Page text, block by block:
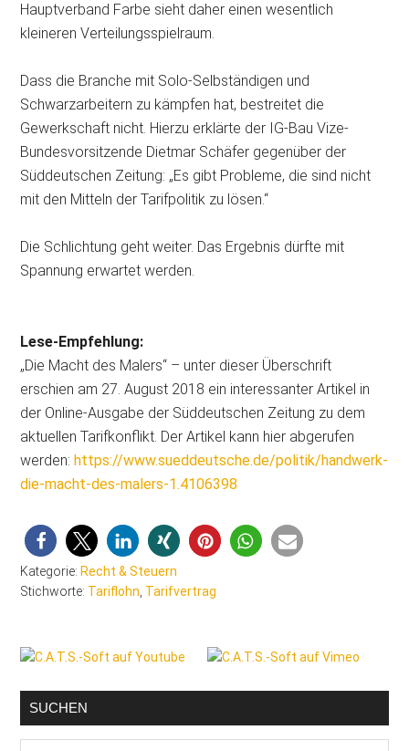
Hauptverband Farbe sieht daher einen wesentlich
kleineren Verteilungsspielraum.
Dass die Branche mit Solo-Selbständigen und
Schwarzarbeitern zu kämpfen hat, bestreitet die
Gewerkschaft nicht. Hierzu erklärte der IG-Bau Vize-
Bundesvorsitzende Dietmar Schäfer gegenüber der
Süddeutschen Zeitung: „Es gibt Probleme, die sind nicht
mit den Mitteln der Tarifpolitik zu lösen.“
Die Schlichtung geht weiter. Das Ergebnis dürfte mit
Spannung erwartet werden.
Lese-Empfehlung:
„Die Macht des Malers“ – unter dieser Überschrift
erschien am 27. August 2018 ein interessanter Artikel in
der Online-Ausgabe der Süddeutschen Zeitung zu dem
aktuellen Tarifkonflikt. Der Artikel kann hier abgerufen
werden:https://www.sueddeutsche.de/politik/handwerk-
die-macht-des-malers-1.4106398
Kategorie: Recht & Steuern
Stichworte: Tariflohn Tarifvertrag
Seitenspalte
SUCHEN